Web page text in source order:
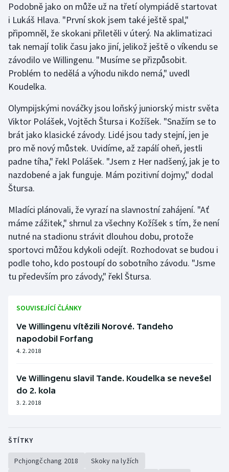
Podobně jako on může už na třetí olympiádě startovat
i Lukáš Hlava. "První skok jsem také ještě spal,"
připomněl, že skokani přiletěli v úterý. Na aklimatizaci
tak nemají tolik času jako jiní, jelikož ještě o víkendu se
závodilo ve Willingenu. "Musíme se přizpůsobit.
Problém to nedělá a výhodu nikdo nemá," uvedl
Koudelka.
Olympijskými nováčky jsou loňský juniorský mistr světa
Viktor Polášek, Vojtěch Štursa i Kožíšek. "Snažím se to
brát jako klasické závody. Lidé jsou tady stejní, jen je
pro mě nový můstek. Uvidíme, až zapálí oheň, jestli
padne tíha," řekl Polášek. "Jsem z Her nadšený, jak je to
nazdobené a jak funguje. Mám pozitivní dojmy," dodal
Štursa.
Mladíci plánovali, že vyrazí na slavnostní zahájení. "Ať
máme zážitek," shrnul za všechny Kožíšek s tím, že není
nutné na stadionu strávit dlouhou dobu, protože
sportovci můžou kdykoli odejít. Rozhodovat se budou i
podle toho, kdo postoupí do sobotního závodu. "Jsme
tu především pro závody," řekl Štursa.
SOUVISEJÍCÍ ČLÁNKY
Ve Willingenu vítězili Norové. Tandeho
napodobil Forfang
4. 2. 2018
Ve Willingenu slavil Tande. Koudelka se nevešel
do 2. kola
3. 2. 2018
ŠTÍTKY
Pchjongčchang 2018
Skoky na lyžích